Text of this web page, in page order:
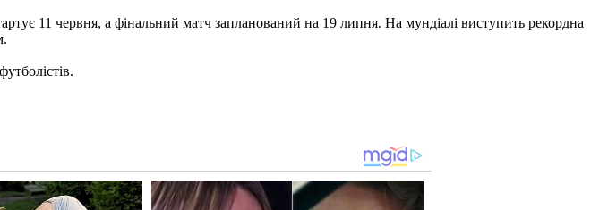
11 червня, а фінальний матч запланований на 19 липня. На мундіалі виступить рекордна